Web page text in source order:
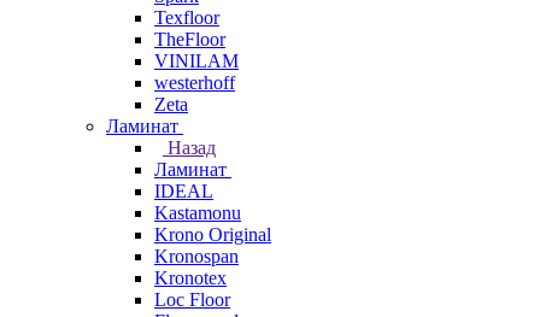
Texfloor
TheFloor
VINILAM
westerhoff
Zeta
Ламинат
Назад
Ламинат
IDEAL
Kastamonu
Krono Original
Kronospan
Kronotex
Loc Floor